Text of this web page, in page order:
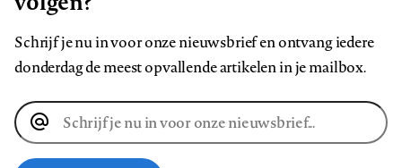
Schrijf je nu in voor onze nieuwsbrief en ontvang iedere
donderdag de meest opvallende artikelen in je mailbox.
E-
mailadres